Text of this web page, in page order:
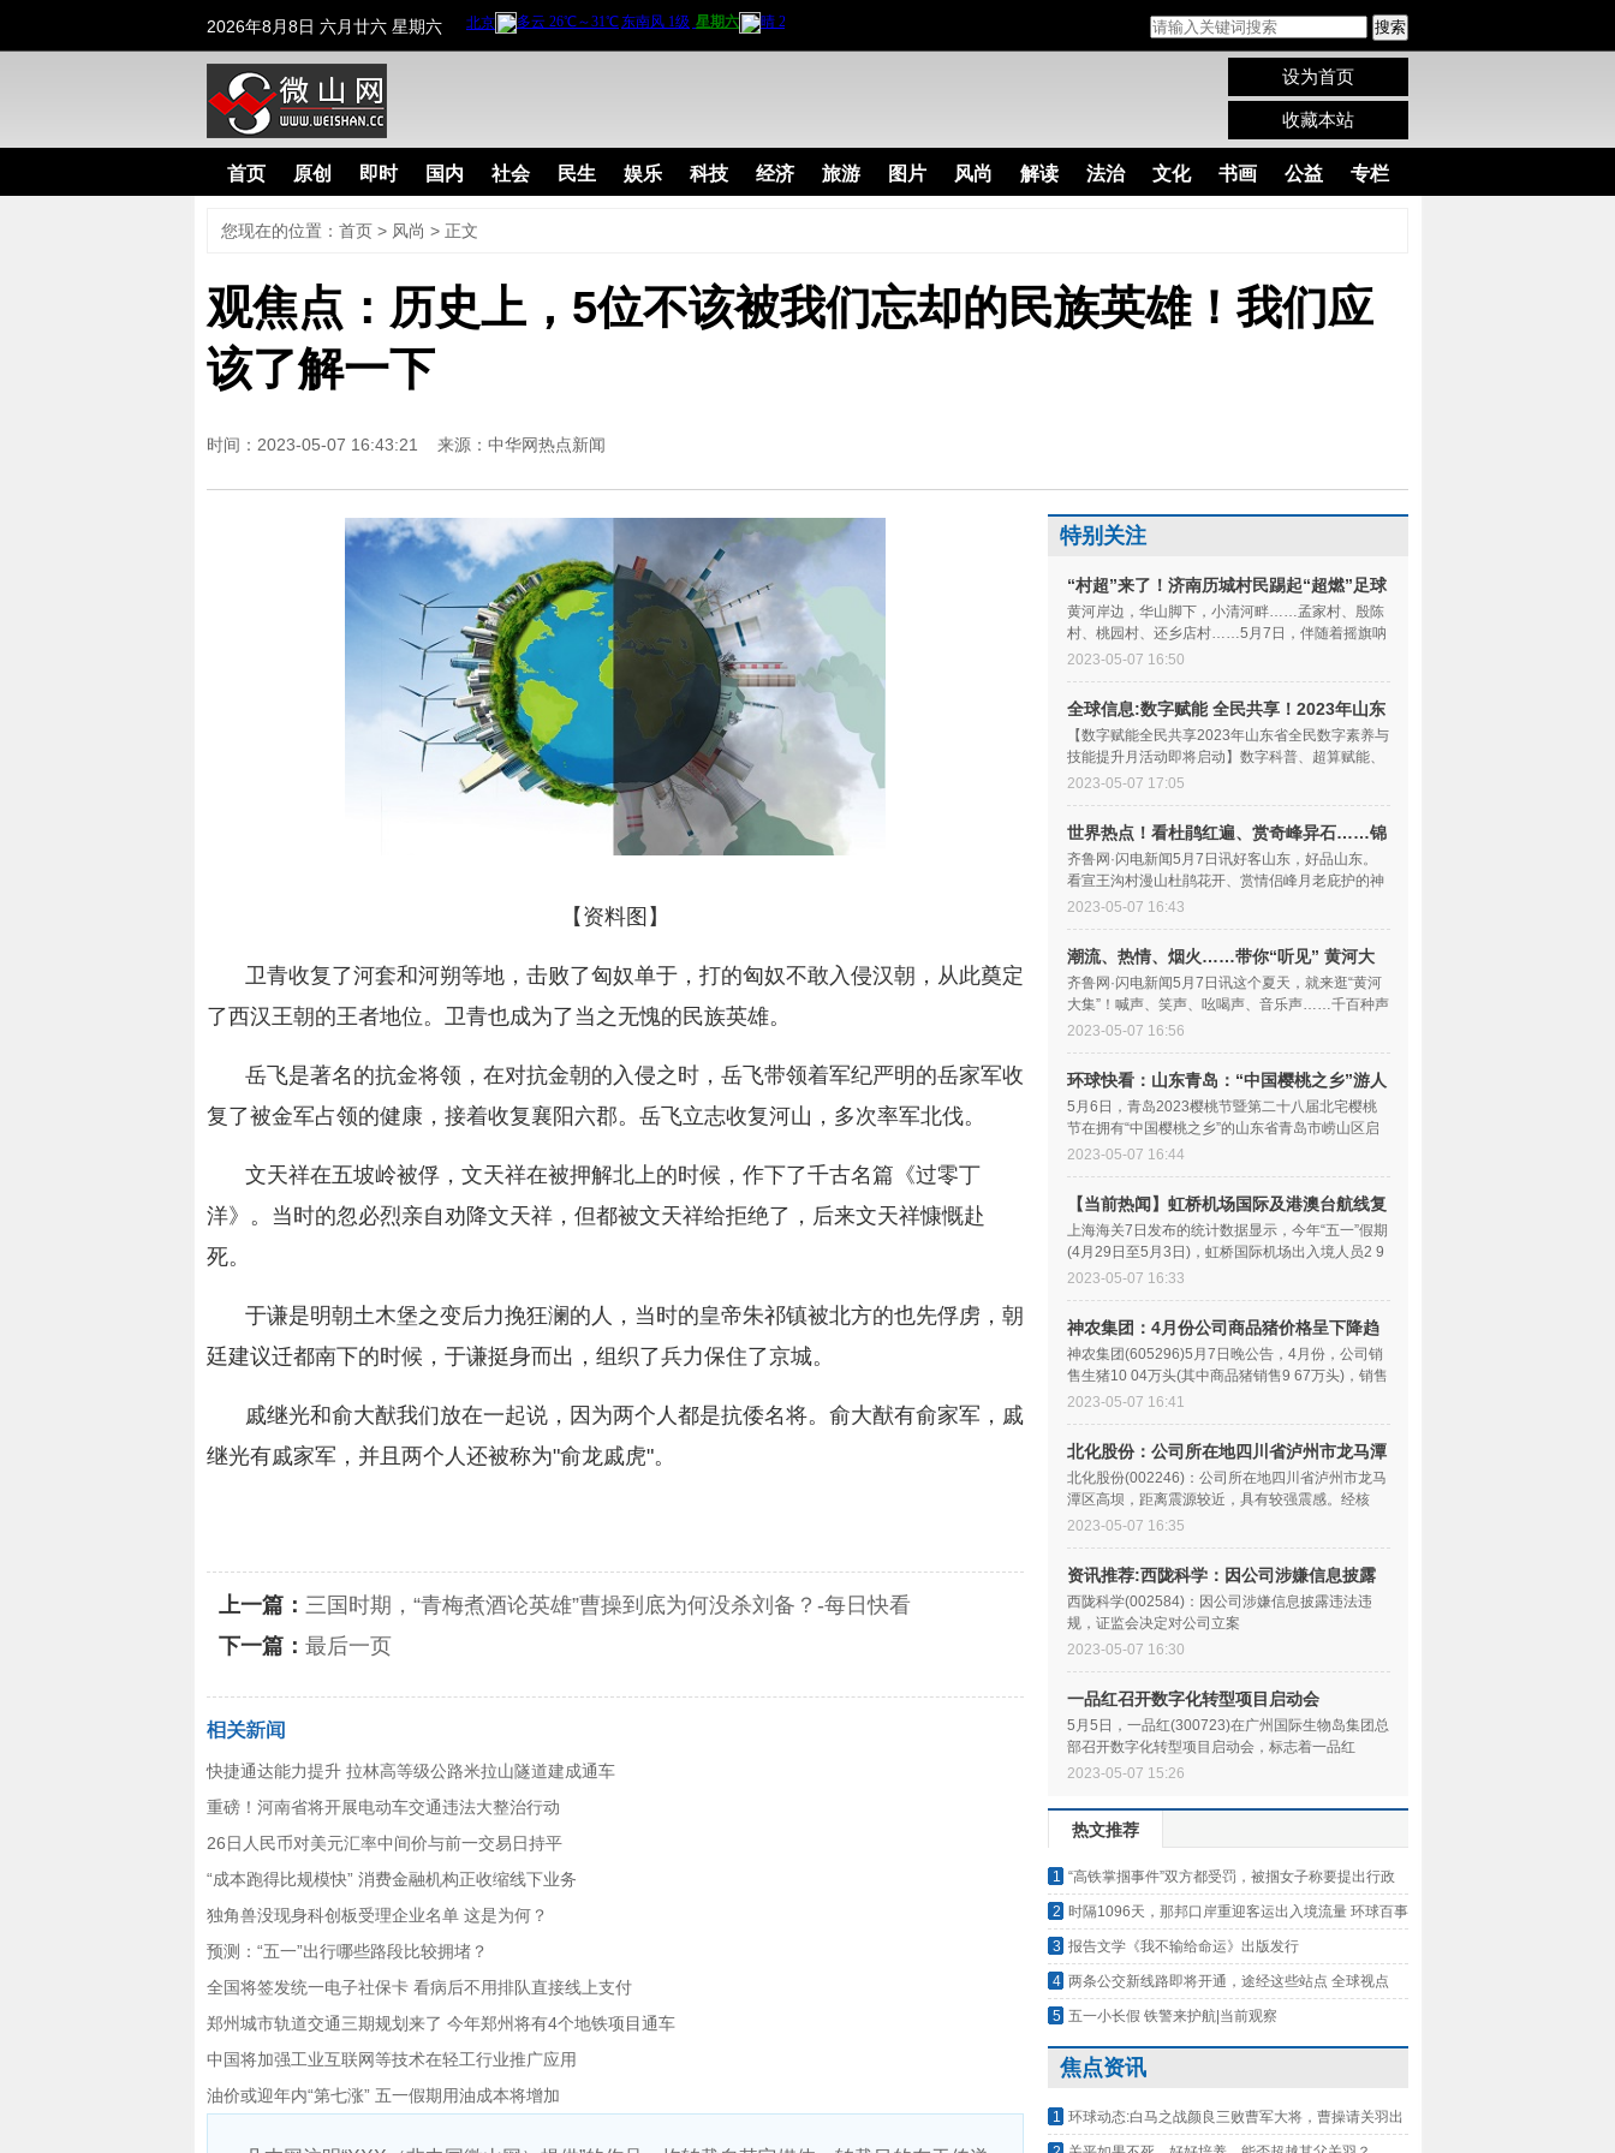
2026年8月8日 六月廿六 星期六 搜索
设为首页
收藏本站
首页 原创 即时 国内 社会 民生 娱乐 科技 经济 旅游 图片 风尚 解读 法治 文化 书画 公益 专栏
您现在的位置： 首页 > 风尚 > 正文
观焦点：历史上，5位不该被我们忘却的民族英雄！我们应
该了解一下
时间：2023-05-07 16:43:21 来源： 中华网热点新闻
【资料图】
卫青收复了河套和河朔等地，击败了匈奴单于，打的匈奴不敢入侵汉朝，从此奠定
了西汉王朝的王者地位。卫青也成为了当之无愧的民族英雄。
岳飞是著名的抗金将领，在对抗金朝的入侵之时，岳飞带领着军纪严明的岳家军收
复了被金军占领的健康，接着收复襄阳六郡。岳飞立志收复河山，多次率军北伐。
文天祥在五坡岭被俘，文天祥在被押解北上的时候，作下了千古名篇《过零丁
洋》。当时的忽必烈亲自劝降文天祥，但都被文天祥给拒绝了，后来文天祥慷慨赴
死。
于谦是明朝土木堡之变后力挽狂澜的人，当时的皇帝朱祁镇被北方的也先俘虏，朝
廷建议迁都南下的时候，于谦挺身而出，组织了兵力保住了京城。
戚继光和俞大猷我们放在一起说，因为两个人都是抗倭名将。俞大猷有俞家军，戚
继光有戚家军，并且两个人还被称为"俞龙戚虎"。
上一篇： 三国时期，“青梅煮酒论英雄”曹操到底为何没杀刘备？-每日快看
下一篇： 最后一页
快捷通达能力提升 拉林高等级公路米拉山隧道建成通车
重磅！河南省将开展电动车交通违法大整治行动
26日人民币对美元汇率中间价与前一交易日持平
“成本跑得比规模快” 消费金融机构正收缩线下业务
独角兽没现身科创板受理企业名单 这是为何？
预测：“五一”出行哪些路段比较拥堵？
全国将签发统一电子社保卡 看病后不用排队直接线上支付
郑州城市轨道交通三期规划来了 今年郑州将有4个地铁项目通车
中国将加强工业互联网等技术在轻工行业推广应用
油价或迎年内“第七涨” 五一假期用油成本将增加
特别关注
“村超”来了！济南历城村民踢起“超燃”足球
联赛 最新快讯
黄河岸边，华山脚下，小清河畔……孟家村、殷陈
村、桃园村、还乡店村……5月7日，伴随着摇旗呐
喊声，2023年
2023-05-07 16:50
全球信息:数字赋能 全民共享！2023年山东
省全民数字素养与技能提升月活动即将启动
【数字赋能全民共享2023年山东省全民数字素养与
技能提升月活动即将启动】数字科普、超算赋能、
创新大赛……
2023-05-07 17:05
世界热点！看杜鹃红遍、赏奇峰异石……锦
绣五莲推介官邀你打卡日照
齐鲁网·闪电新闻5月7日讯好客山东，好品山东。
看宣王沟村漫山杜鹃花开、赏情侣峰月老庇护的神
仙美景、游龙
2023-05-07 16:43
潮流、热情、烟火……带你“听见” 黄河大
集的幸福声 环球速递
齐鲁网·闪电新闻5月7日讯这个夏天，就来逛“黄河
大集”！喊声、笑声、吆喝声、音乐声……千百种声
音在黄河
2023-05-07 16:56
环球快看：山东青岛：“中国樱桃之乡”游人
抢“鲜”忙
5月6日，青岛2023樱桃节暨第二十八届北宅樱桃
节在拥有“中国樱桃之乡”的山东省青岛市崂山区启
幕。当日，“
2023-05-07 16:44
【当前热闻】虹桥机场国际及港澳台航线复
航后首次迎来出入境客流高峰期
上海海关7日发布的统计数据显示，今年“五一”假期
(4月29日至5月3日)，虹桥国际机场出入境人员2 9
万次。这
2023-05-07 16:33
神农集团：4月份公司商品猪价格呈下降趋
势 比3月降4.73%-天天动态
神农集团(605296)5月7日晚公告，4月份，公司销
售生猪10 04万头(其中商品猪销售9 67万头)，销售
收入1 67亿元
2023-05-07 16:41
北化股份：公司所在地四川省泸州市龙马潭
区高坝
北化股份(002246)：公司所在地四川省泸州市龙马
潭区高坝，距离震源较近，具有较强震感。经核
实，目前公司不
2023-05-07 16:35
资讯推荐:西陇科学：因公司涉嫌信息披露
违法违规
西陇科学(002584)：因公司涉嫌信息披露违法违
规，证监会决定对公司立案
2023-05-07 16:30
一品红召开数字化转型项目启动会
5月5日，一品红(300723)在广州国际生物岛集团总
部召开数字化转型项目启动会，标志着一品红
(300723)开启数字
2023-05-07 15:26
热文推荐
1 “高铁掌掴事件”双方都受罚，被掴女子称要提出行政
复议，律师：警方处罚合理合法 天天头条
2
时隔1096天，那邦口岸重迎客运出入境流量 环球百事
通
3 报告文学《我不输给命运》出版发行
4 两条公交新线路即将开通，途经这些站点 全球视点
5 五一小长假 铁警来护航|当前观察
焦点资讯
1 环球动态:白马之战颜良三败曹军大将，曹操请关羽出
手，难道曹军没人了吗！